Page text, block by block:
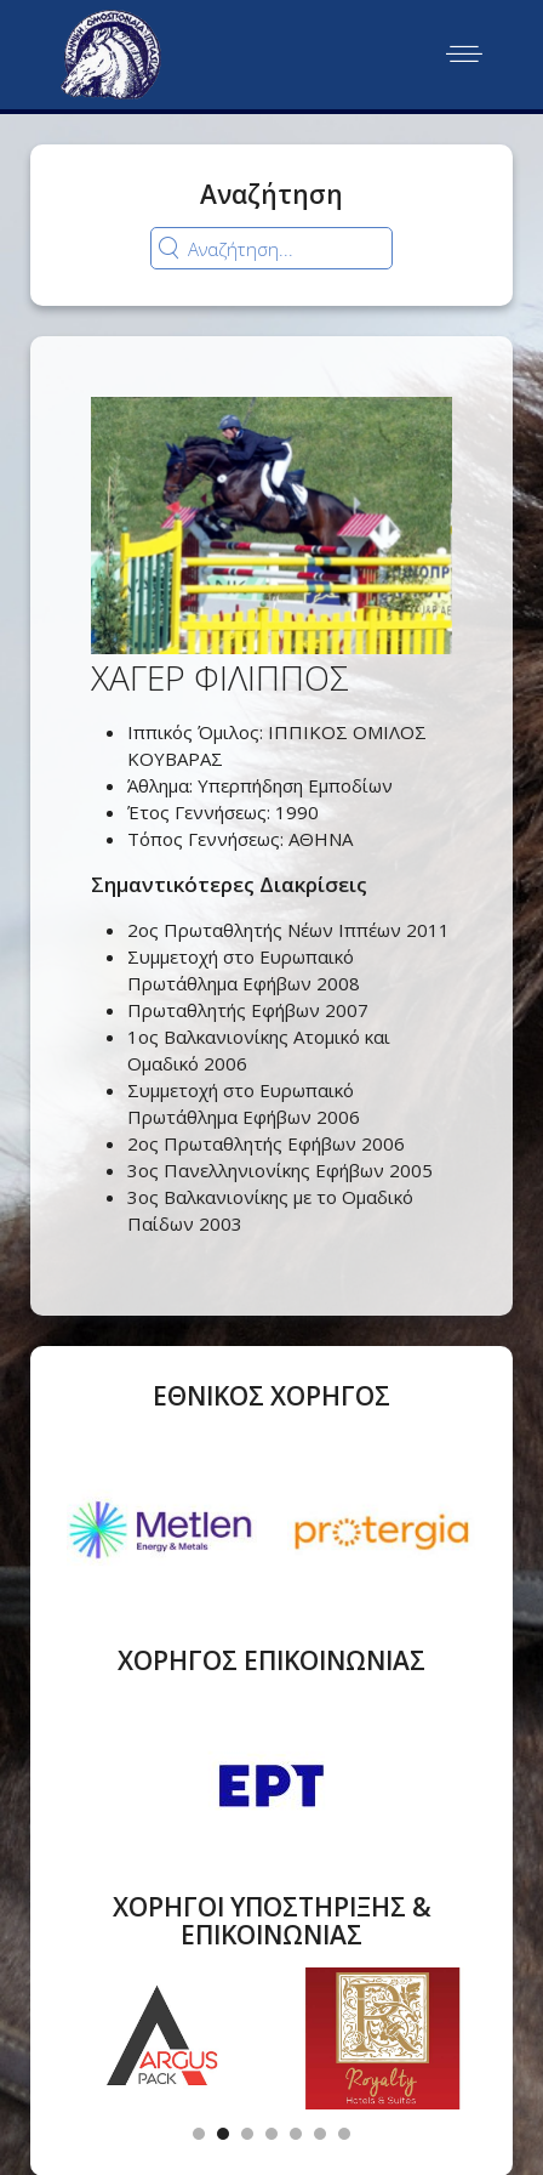
Αναζήτηση
ΧΑΓΕΡ ΦΙΛΙΠΠΟΣ
Ιππικός Όμιλος: ΙΠΠΙΚΟΣ ΟΜΙΛΟΣ
ΚΟΥΒΑΡΑΣ
Άθλημα: Υπερπήδηση Εμποδίων
Έτος Γεννήσεως: 1990
Τόπος Γεννήσεως: ΑΘΗΝΑ
Σημαντικότερες Διακρίσεις
2ος Πρωταθλητής Νέων Ιππέων 2011
Συμμετοχή στο Ευρωπαικό
Πρωτάθλημα Εφήβων 2008
Πρωταθλητής Εφήβων 2007
1ος Βαλκανιονίκης Ατομικό και
Ομαδικό 2006
Συμμετοχή στο Ευρωπαικό
Πρωτάθλημα Εφήβων 2006
2ος Πρωταθλητής Εφήβων 2006
3ος Πανελληνιονίκης Εφήβων 2005
3ος Βαλκανιονίκης με το Ομαδικό
Παίδων 2003
ΕΘΝΙΚΟΣ ΧΟΡΗΓΟΣ
ΧΟΡΗΓΟΣ ΕΠΙΚΟΙΝΩΝΙΑΣ
ΧΟΡΗΓΟΙ ΥΠΟΣΤΗΡΙΞΗΣ &
ΕΠΙΚΟΙΝΩΝΙΑΣ